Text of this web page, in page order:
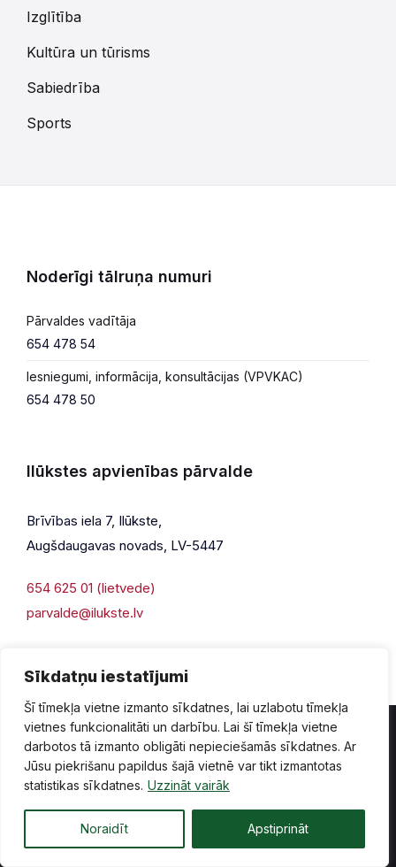
Sīkdatņu iestatījumi
Šī tīmekļa vietne izmanto sīkdatnes, lai uzlabotu tīmekļa
vietnes funkcionalitāti un darbību. Lai šī tīmekļa vietne
darbotos tā izmanto obligāti nepieciešamās sīkdatnes. Ar
Jūsu piekrišanu papildus šajā vietnē var tikt izmantotas
statistikas sīkdatnes. Uzzināt vairāk
Noraidīt Apstiprināt
Izglītība
Kultūra un tūrisms
Sabiedrība
Sports
Noderīgi tālruņa numuri
Pārvaldes vadītāja
654 478 54
Iesniegumi, informācija, konsultācijas (VPVKAC)
654 478 50
Ilūkstes apvienības pārvalde
Brīvības iela 7, Ilūkste,
Augšdaugavas novads, LV-5447
654 625 01 (lietvede)
parvalde@ilukste.lv
Privātuma politika Piekļūstamība
Lapas karte
© 2026 Ilūkste, publicētā satura visas tiesības aizsargātas.